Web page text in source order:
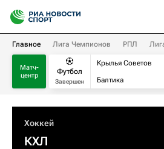
Главное Лига Чемпионов РПЛ
Матч-
центр
Футбол
Завершен
Крылья Советов
Балтика
Хоккей
КХЛ